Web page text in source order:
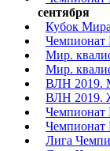
сентября
Кубок
Мир.
Мир.
ВЛН 2019.
ВЛН 2019.
Лига